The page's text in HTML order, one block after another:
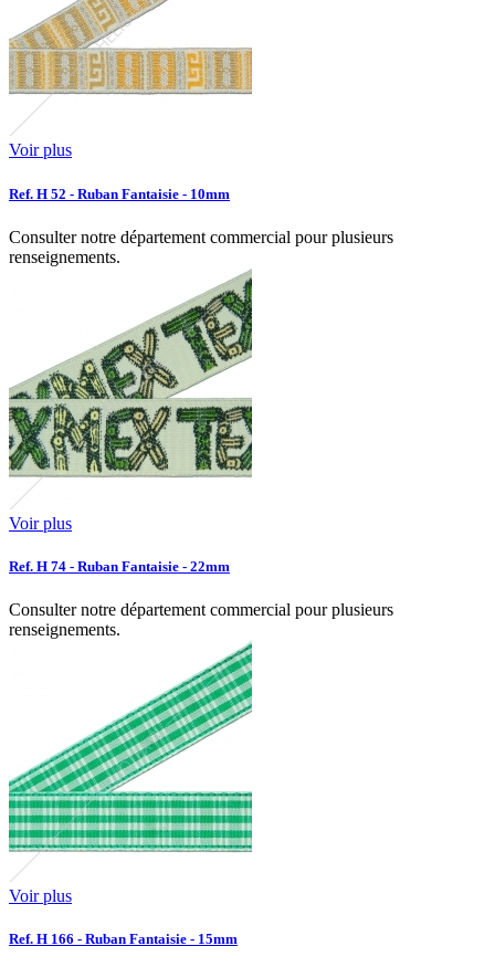
Voir plus
Ref. H 52 - Ruban Fantaisie - 10mm
Consulter notre département commercial pour plusieurs
renseignements.
Voir plus
Ref. H 74 - Ruban Fantaisie - 22mm
Consulter notre département commercial pour plusieurs
renseignements.
Voir plus
Ref. H 166 - Ruban Fantaisie - 15mm